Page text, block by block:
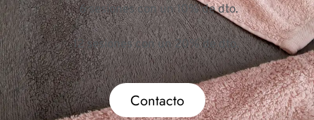
6 sesiones con un 10% de dto.
12 sesiones con un 20% de dto.
Contacto